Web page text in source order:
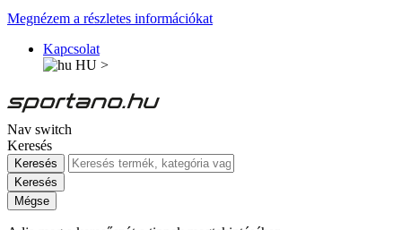
Megnézem a részletes információkat
Kapcsolat
HU >
Nav switch
Keresés
Keresés
Keresés
Mégse